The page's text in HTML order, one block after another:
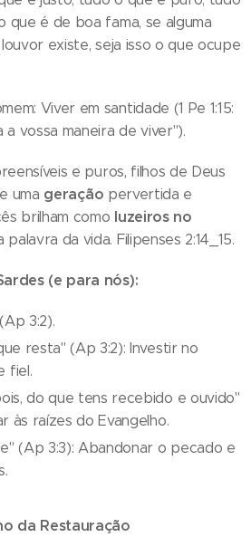
que é de boa fama, se alguma
existe, seja isso o que ocupe
Viver em santidade (1 Pe 1:15:
vossa maneira de viver").
e puros, filhos de Deus
uma geração pervertida e
brilham como luzeiros no
da vida. Filipenses 2:14_15.
(e para nós):
3:2).
resta" (Ap 3:2): Investir no
fiel.
do que tens recebido e ouvido"
às raízes do Evangelho.
(Ap 3:3): Abandonar o pecado e
da Restauração